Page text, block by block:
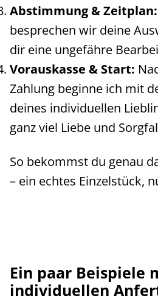
Abstimmung & Zeitplan:
besprechen wir deine
dir eine ungefähre
Vorauskasse & Start:
Zahlung beginne ich mit
deines individuellen
ganz viel Liebe und
So bekommst du genau
– ein echtes Einzelstück,
Ein paar Beispiele
individuellen